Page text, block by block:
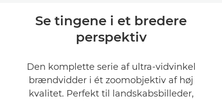
Se tingene i et bredere
perspektiv
Den komplette serie af ultra-vidvinkel
brændvidder i ét zoomobjektiv af høj
kvalitet. Perfekt til landskabsbilleder,